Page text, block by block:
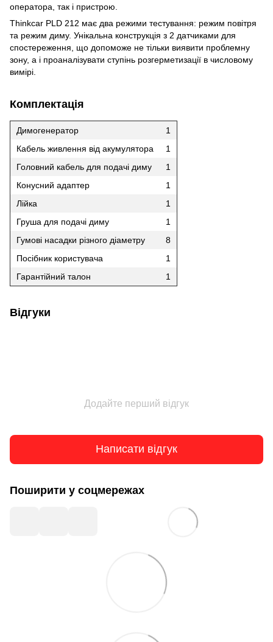
оператора, так і пристрою.
Thinkcar PLD 212 має два режими тестування: режим повітря
та режим диму. Унікальна конструкція з 2 датчиками для
спостереження, що допоможе не тільки виявити проблемну
зону, а і проаналізувати ступінь розгерметизації в числовому
вимірі.
Комплектація
Димогенератор
1
Кабель живлення від акумулятора
1
Головний кабель для подачі диму
1
Конусний адаптер
1
Лійка
1
Груша для подачі диму
1
Гумові насадки різного діаметру
8
Посібник користувача
1
Гарантійний талон
1
Відгуки
Додайте перший відгук
Написати відгук
Поширити у соцмережах